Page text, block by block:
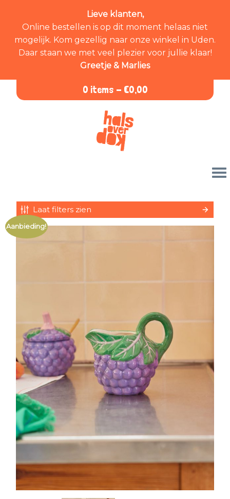
Lieve klanten,
Online bestellen is op dit moment helaas niet
mogelijk. Kom gezellig naar onze winkel in Uden.
Daar staan we met veel plezier voor jullie klaar!
Greetje & Marlies
0 items - €0,00
Laat filters zien
Aanbieding!